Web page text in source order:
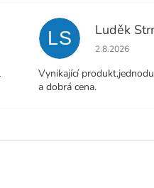
5 hvězdiček.
LS Luděk
Hodnocení
2.8.2026
Vynikající
a dobrá cena.